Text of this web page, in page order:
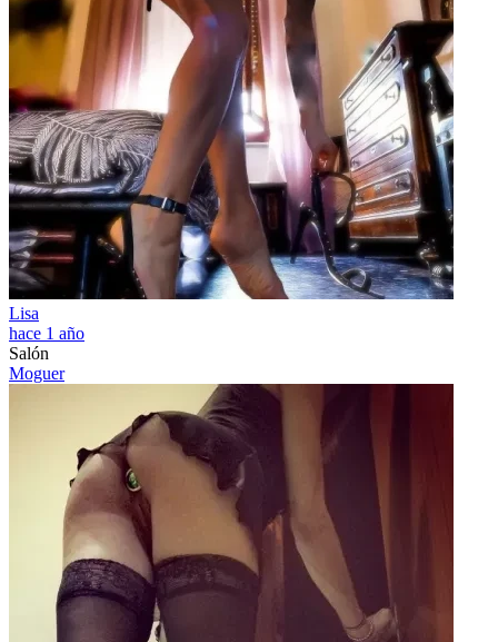
Lisa
hace 1 año
Salón
Moguer